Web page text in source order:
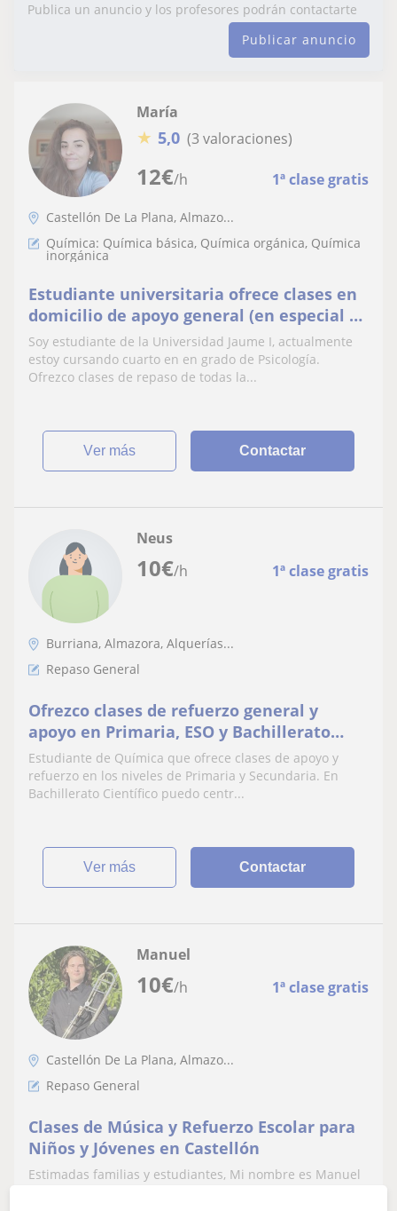
Publica un anuncio y los profesores podrán contactarte
Publicar anuncio
12€/h 1ª clase gratis
María
★ 5,0 (3 valoraciones)
Castellón De La Plana, Almazo...
Química: Química básica, Química orgánica, Química
inorgánica
Estudiante universitaria ofrece clases en
domicilio de apoyo general (en especial de
Química y Matemáticas) en Castellón
Soy estudiante de la Universidad Jaume I, actualmente
estoy cursando cuarto en en grado de Psicología.
Ofrezco clases de repaso de todas la...
ver más Contactar
10€/h 1ª clase gratis
Neus
Burriana, Almazora, Alquerías...
Repaso General
Ofrezco clases de refuerzo general y
apoyo en Primaria, ESO y Bachillerato
Científico
Estudiante de Química que ofrece clases de apoyo y
refuerzo en los niveles de Primaria y Secundaria. En
Bachillerato Científico puedo centr...
ver más Contactar
10€/h 1ª clase gratis
Manuel
Castellón De La Plana, Almazo...
Repaso General
Clases de Música y Refuerzo Escolar para
Niños y Jóvenes en Castellón
Estimadas familias y estudiantes, Mi nombre es Manuel